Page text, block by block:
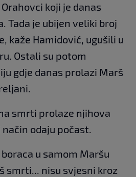
koji je danas
Tada je ubijen veliki broj
kaže Hamidović, ugušili u
Ostali su potom
gdje danas prolazi Marš
smrti prolaze njihova
odaju počast.
u samom Maršu
smrti... nisu svjesni kroz